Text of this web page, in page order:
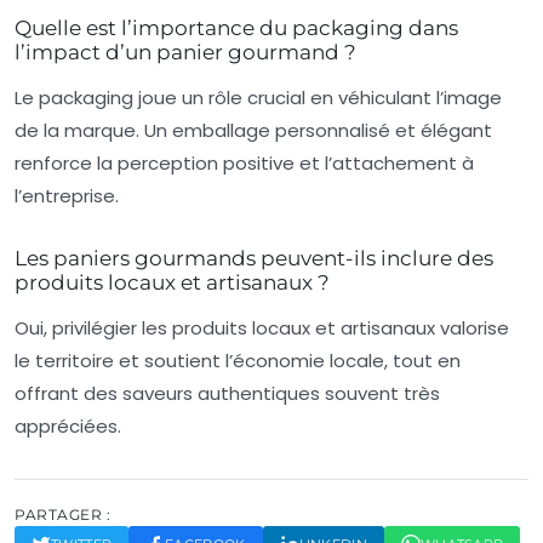
Quelle est l’importance du packaging dans
l’impact d’un panier gourmand ?
Le packaging joue un rôle crucial en véhiculant l’image
de la marque. Un emballage personnalisé et élégant
renforce la perception positive et l’attachement à
l’entreprise.
Les paniers gourmands peuvent-ils inclure des
produits locaux et artisanaux ?
Oui, privilégier les produits locaux et artisanaux valorise
le territoire et soutient l’économie locale, tout en
offrant des saveurs authentiques souvent très
appréciées.
PARTAGER :